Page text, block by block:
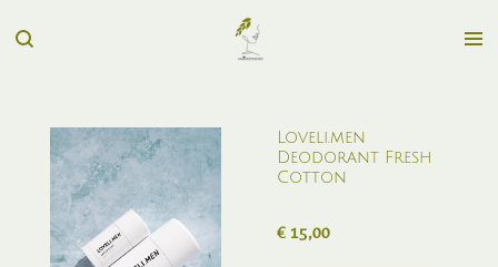
direct
Loveli.men
Deodorant Fresh
Cotton
€ 15,00